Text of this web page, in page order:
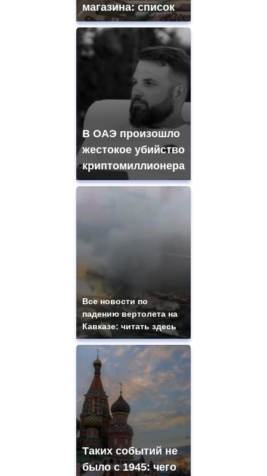
магазина: список
В ОАЭ произошло
жестокое убийство
криптомиллионера
Все новости по
падению вертолета на
Кавказе: читать здесь
Таких событий не
было с 1945: чего